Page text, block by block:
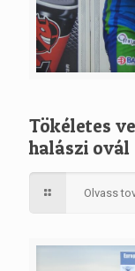
Tökéletes
halászi ovál
Olvass